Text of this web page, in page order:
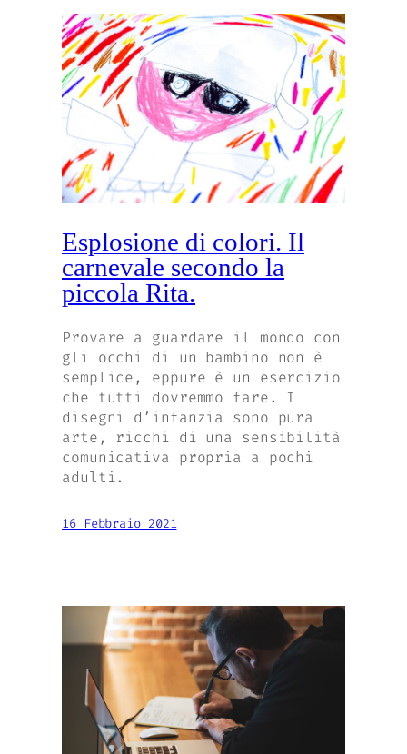
Esplosione di colori. Il
carnevale secondo la
piccola Rita.
Provare a guardare il mondo con
gli occhi di un bambino non è
semplice, eppure è un esercizio
che tutti dovremmo fare. I
disegni d’infanzia sono pura
arte, ricchi di una sensibilità
comunicativa propria a pochi
adulti.
16 Febbraio 2021